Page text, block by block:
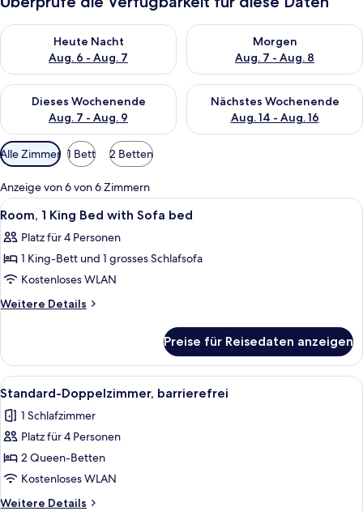
Heute Nacht
Aug. 6 - Aug. 7
Überprüfe die Verfügbarkeit für heute Nacht, Aug. 6 - Aug. 7.
Morgen
Aug. 7 - Aug. 8
Überprüfe die Verfügbarkeit
Dieses Wochenende
Aug. 7 - Aug. 9
Überprüfe die Verfügbarkeit für dieses Wochenende, Aug. 7
Nächstes Wochenende
Aug. 14 - Aug. 16
Überprüfe die Verfügbarkeit
Verfügbare
Filter
für
Zimmer
Alle Zimmer 1 Bett 2 Betten
Anzeige von 6 von 6 Zimmern
Alle
Fotos
für
Room,
1
King
Sofa
bed
anzeigen
Ein Hotelzimmer mit einem großen
7
Room, 1 King Bed with Sofa bed
Platz für 4 Personen
1 King-Bett und 1 grosses Schlafsofa
Kostenloses WLAN
Weitere Details
Weitere
1
King
Bed
Sofa
bed
Preise für Reisedaten anzeigen
Alle
Fotos
für
Standard-
Doppelzimmer,
barrierefrei
anzeigen
Ein Hotelzimmer mit zwei Betten,
9
Standard-Doppelzimmer, barrierefrei
1 Schlafzimmer
Platz für 4 Personen
2 Queen-Betten
Kostenloses WLAN
Weitere Details
Weitere